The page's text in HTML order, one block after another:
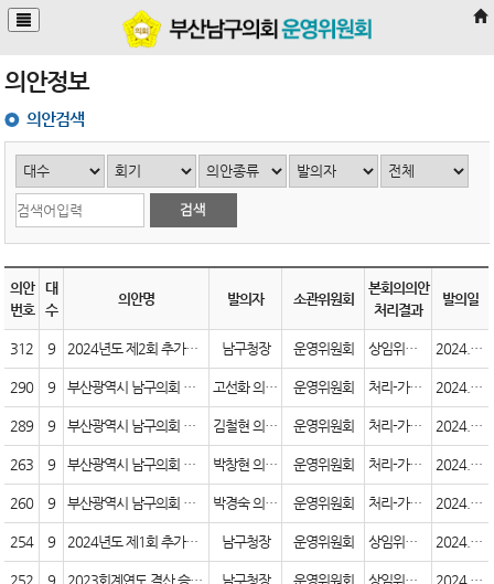
본문바로가기
의안정보
의안검색
의안
번호
대
수
의안명 발의자 소관위원회
본회의의안
처리결과
발의일
312 9 2024년도 제2회 추가경정예산안 남구청장 운영위원회 상임위결과 2024.10.31
290 9 부산광역시 남구의회 의원 행동강령 조례 일부개정조례안 고선화 의원 외 3명 운영위원회 처리-가결(원안) 2024.09.24
289 9 부산광역시 남구의회 결산검사위원 선임·운영 및 실비 보상 조례 일부개정조례안 김철현 의원 외 3명 운영위원회 처리-가결(원안) 2024.09.24
263 9 부산광역시 남구의회 사무기구 사무분장 규칙 일부개정규칙안 박창현 의원 외 3명 운영위원회 처리-가결(원안) 2024.07.03
260 9 부산광역시 남구의회 업무추진비 사용 및 공개에 관한 조례 일부개정조례안 박경숙 의원 외 3명 운영위원회 처리-가결(원안) 2024.07.03
254 9 2024년도 제1회 추가경정예산안 남구청장 운영위원회 상임위결과 2024.05.30
252 9 2023회계연도 결산 승인의 건 남구청장 운영위원회 상임위결과 2024.05.30